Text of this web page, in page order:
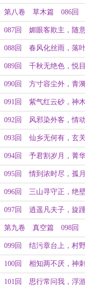
第八卷 草木篇 086回
风雅，扫地灭斯文（下）
087回 媚眼客欺主，随
（下）
088回 春风化丝雨，落
（下）
089回 千秋无绝色，悦
（下）
090回 方寸容尘外，青
（下）
091回 紫气红云砂，神
（下）
092回 风邪染外客，情
（下）
093回 仙乡无何有，玄
（下）
094回 予君割岁月，菁
（下）
095回 情到浓时尽，孤
（下）
096回 三山寻守正，绝
（下）
097回 逍遥凡夫子，旋
（下）
第九卷 真空篇 098回
国手，门庭亦感秋（下）
099回 结污章台上，村
（下）
100回 相知两不厌，神
（下）
101回 思行常问我，浮